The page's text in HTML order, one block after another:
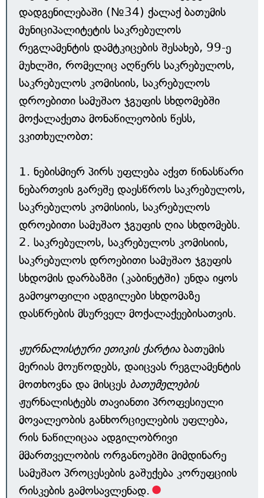
დადგენილებაში (№34) ქალაქ ბათუმის
მუნიციპალიტეტის საკრებულოს
რეგლამენტის დამტკიცების შესახებ, 99-ე
მუხლში, რომელიც აღწერს საკრებულოს,
საკრებულოს კომისიის, საკრებულოს
დროებითი სამუშაო ჯგუფის სხდომებში
მოქალაქეთა მონაწილეობის წესს,
ვკითხულობთ:
1. ნებისმიერ პირს უფლება აქვთ წინასწარი
ნებართვის გარეშე დაესწროს საკრებულოს,
საკრებულოს კომისიის, საკრებულოს
დროებითი სამუშაო ჯგუფის ღია სხდომებს.
2. საკრებულოს, საკრებულოს კომისიის,
საკრებულოს დროებითი სამუშაო ჯგუფის
სხდომის დარბაზში (კაბინეტში) უნდა იყოს
გამოყოფილი ადგილები სხდომაზე
დასწრების მსურველ მოქალაქეებისათვის.
ჟურნალისტური ეთიკის ქარტიაბათუმის
მერიას მოუწოდებს, დაიცვას რეგლამენტის
მოთხოვნა და მისცეს ბათუმელების
ჟურნალისტებს თავიანთი პროფესიული
მოვალეობის განხორციელების უფლება,
რის ნაწილიცაა ადგილობრივი
მმართველობის ორგანოებში მიმდინარე
სამუშაო პროცესების გაშუქება კორუფციის
რისკების გამოსავლენად.